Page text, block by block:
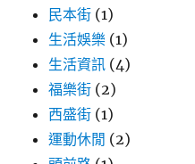
民本街 (1)
生活娛樂 (1)
生活資訊 (4)
福樂街 (2)
西盛街 (1)
運動休閒 (2)